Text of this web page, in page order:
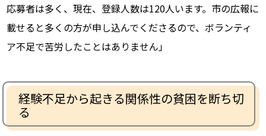
応募者は多く、現在、登録人数は120人います。市の広報に
載せると多くの方が申し込んでくださるので、ボランティ
ア不足で苦労したことはありません」
経験不足から起きる関係性の貧困を断ち切
る